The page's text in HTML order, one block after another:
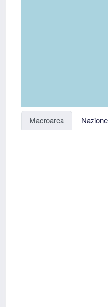
Macroarea Nazione